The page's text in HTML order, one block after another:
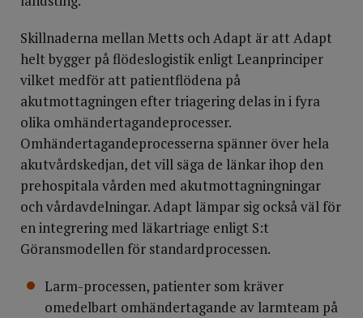
Skillnaderna mellan Metts och Adapt är att Adapt
helt bygger på flödeslogistik enligt Leanprinciper
vilket medför att patientflödena på
akutmottagningen efter triagering delas in i fyra
olika omhändertagandeprocesser.
Omhändertagandeprocesserna spänner över hela
akutvårdskedjan, det vill säga de länkar ihop den
prehospitala vården med akutmottagningningar
och vårdavdelningar. Adapt lämpar sig också väl för
en integrering med läkartriage enligt S:t
Göransmodellen för standardprocessen.
Larm-processen, patienter som kräver
omedelbart omhändertagande av larmteam på